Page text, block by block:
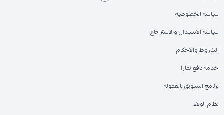
سياسة الخصوصية
سياسة الاستبدال والاسترجاع
الشروط والاحكام
خدمة دفع تمارا
برنامج التسويق بالعمولة
نظام الولاء